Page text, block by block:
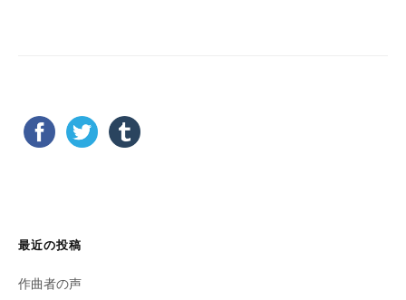
最近の投稿
作曲者の声